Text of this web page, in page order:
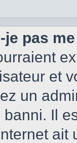
pas
et
un
banni. Il